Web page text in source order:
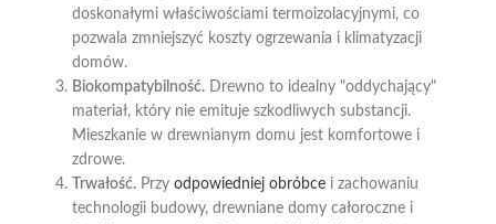
doskonałymi właściwościami termoizolacyjnymi, co
pozwala zmniejszyć koszty ogrzewania i klimatyzacji
domów.
Biokompatybilność. Drewno to idealny "oddychający"
materiał, który nie emituje szkodliwych substancji.
Mieszkanie w drewnianym domu jest komfortowe i
zdrowe.
Trwałość. Przy odpowiedniej obróbce i zachowaniu
technologii budowy, drewniane domy całoroczne i